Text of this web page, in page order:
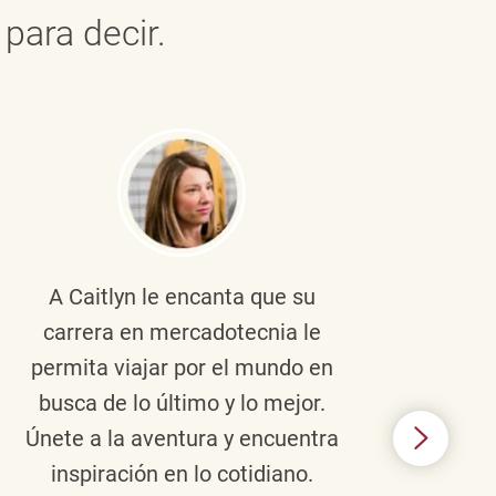
decir.
A Caitlyn le encanta que su
carrera en mercadotecnia le
permita viajar por el mundo en
busca de lo último y lo mejor.
Únete a la aventura y encuentra
inspiración en lo cotidiano.